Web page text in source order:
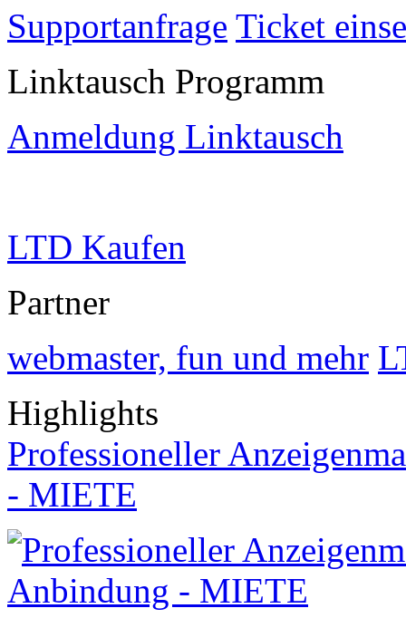
Supportanfrage Ticket
Linktausch Programm
Anmeldung Linktausch
LTD Kaufen
Partner
webmaster, fun und mehr
Highlights
Professioneller
- MIETE